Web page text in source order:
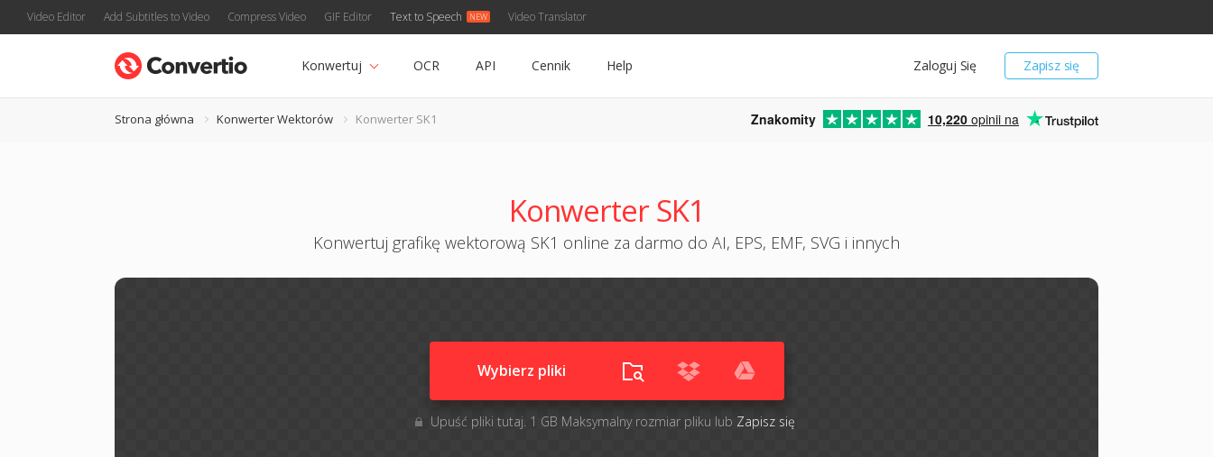
Video Editor Add Subtitles to Video Compress Video GIF Editor Text to Speech Video Translator
Zapisz się
Zaloguj Się
Konwertuj OCR API Cennik Help
Strona główna Konwerter Wektorów Konwerter SK1 Znakomity 10,220 opinii na
Konwerter SK1
Konwertuj grafikę wektorową SK1 online za darmo do AI, EPS, EMF, SVG i innych
Wybierz pliki
Upuść pliki tutaj. 1 GB Maksymalny rozmiar pliku lub Zapisz się